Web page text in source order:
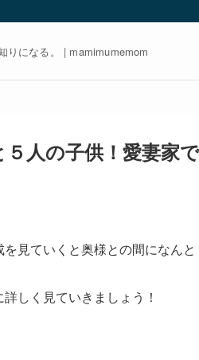
りになる。 | mamimumemom
人の子供！愛妻家
見ていくと奥様との間になん
しく見ていきましょう！